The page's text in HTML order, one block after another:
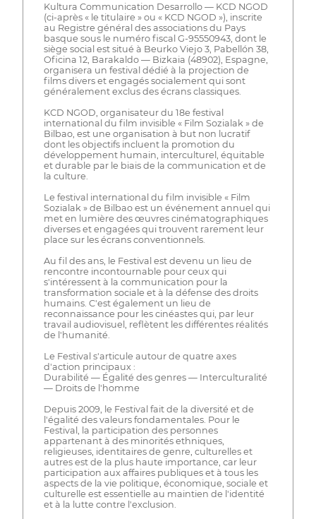
Kultura Communication Desarrollo — KCD NGOD
(ci-après « le titulaire » ou « KCD NGOD »), inscrite
au Registre général des associations du Pays
basque sous le numéro fiscal G-95550943, dont le
siège social est situé à Beurko Viejo 3, Pabellón 38,
Oficina 12, Barakaldo — Bizkaia (48902), Espagne,
organisera un festival dédié à la projection de
films divers et engagés socialement qui sont
généralement exclus des écrans classiques.
KCD NGOD, organisateur du 18e festival
international du film invisible « Film Sozialak » de
Bilbao, est une organisation à but non lucratif
dont les objectifs incluent la promotion du
développement humain, interculturel, équitable
et durable par le biais de la communication et de
la culture.
Le festival international du film invisible « Film
Sozialak » de Bilbao est un événement annuel qui
met en lumière des œuvres cinématographiques
diverses et engagées qui trouvent rarement leur
place sur les écrans conventionnels.
Au fil des ans, le Festival est devenu un lieu de
rencontre incontournable pour ceux qui
s'intéressent à la communication pour la
transformation sociale et à la défense des droits
humains. C'est également un lieu de
reconnaissance pour les cinéastes qui, par leur
travail audiovisuel, reflètent les différentes réalités
de l'humanité.
Le Festival s'articule autour de quatre axes
d'action principaux :
Durabilité — Égalité des genres — Interculturalité
— Droits de l'homme
Depuis 2009, le Festival fait de la diversité et de
l'égalité des valeurs fondamentales. Pour le
Festival, la participation des personnes
appartenant à des minorités ethniques,
religieuses, identitaires de genre, culturelles et
autres est de la plus haute importance, car leur
participation aux affaires publiques et à tous les
aspects de la vie politique, économique, sociale et
culturelle est essentielle au maintien de l'identité
et à la lutte contre l'exclusion.